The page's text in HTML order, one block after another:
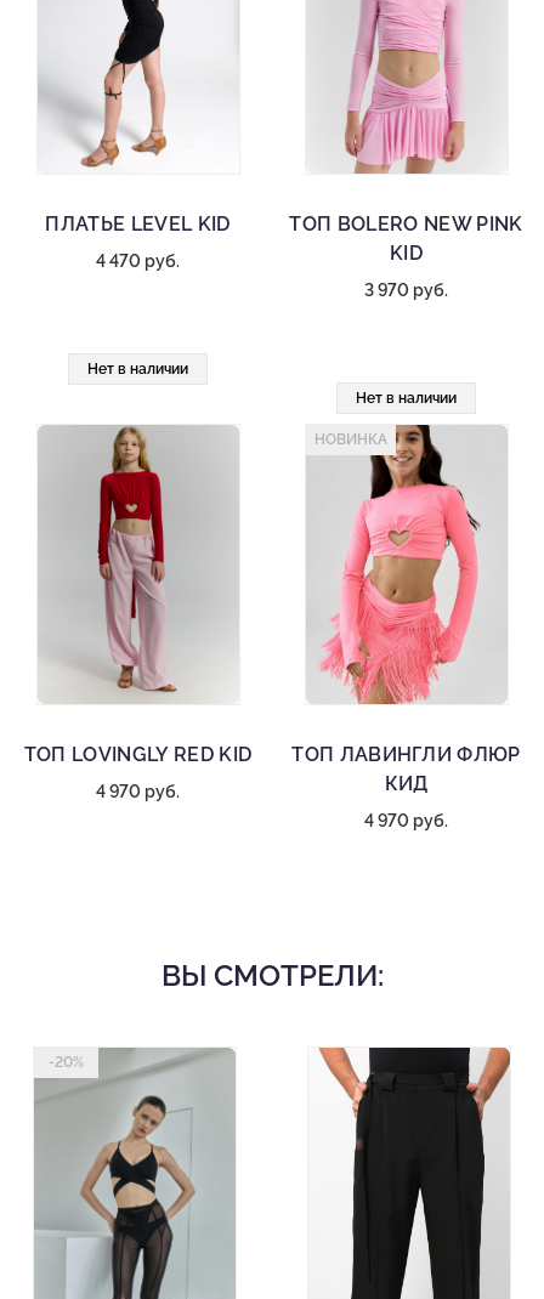
ПЛАТЬЕ LEVEL KID
4 470 руб.
Нет в наличии
ТОП BOLERO NEW PINK
KID
3 970 руб.
Нет в наличии
ТОП LOVINGLY RED KID
4 970 руб.
НОВИНКА
ТОП ЛАВИНГЛИ ФЛЮР
КИД
4 970 руб.
ВЫ СМОТРЕЛИ:
-20%